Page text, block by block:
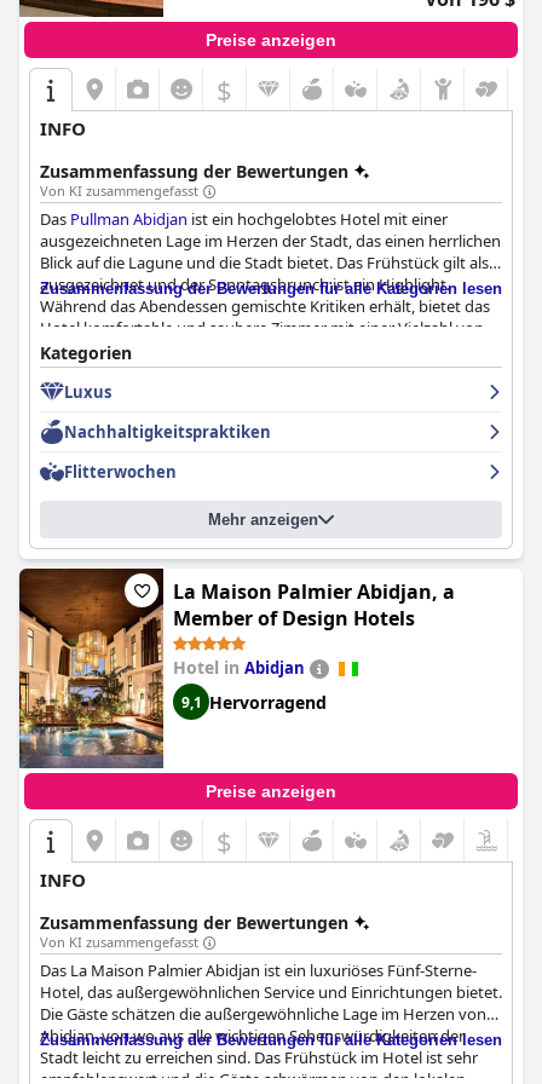
Preise anzeigen
$
INFO
Zusammenfassung der Bewertungen
Von KI zusammengefasst
Das Pullman Abidjan ist ein hochgelobtes Hotel mit einer
ausgezeichneten Lage im Herzen der Stadt, das einen herrlichen
Blick auf die Lagune und die Stadt bietet. Das Frühstück gilt als
ausgezeichnet und der Sonntagsbrunch ist ein Highlight.
Während das Abendessen gemischte Kritiken erhält, bietet das
Hotel komfortable und saubere Zimmer mit einer Vielzahl von
Optionen. Das Hotel legt großen Wert auf Sauberkeit und
Hygiene und verfügt über gute Sicherheitsvorkehrungen, um
Covid-19 zu schützen. Das Personal ist freundlich und bietet
einen tadellosen Kundenservice, obwohl einige Gäste Probleme
mit unprofessionellen Managern oder unzureichendem
Personal hatten. Die Betten sind prächtig und bequem und
sorgen für eine ausgezeichnete Nachtruhe. Auch wenn einige
Gäste anmerkten, dass das Hotel vielleicht nicht den Standards
eines 5-Sterne-Hotels entspricht, bietet es doch einen
außergewöhnlichen Service mit qualifiziertem und freundlichem
Personal. Insgesamt ist dasPullman Abidjaneine gute Wahl für
diejenigen, die ein günstig gelegenes Hotel mit vielen
Annehmlichkeiten suchen.
Zusammenfassung der Bewertungen für alle Kategorien lesen
Kategorien
Luxus
Nachhaltigkeitspraktiken
Flitterwochen
Mehr anzeigen
La Maison Palmier Abidjan, a
Member of Design Hotels
Hotel in Abidjan
9,1 Hervorragend
Preise anzeigen
$
INFO
Zusammenfassung der Bewertungen
Von KI zusammengefasst
Das La Maison Palmier Abidjan ist ein luxuriöses Fünf-Sterne-
Hotel, das außergewöhnlichen Service und Einrichtungen bietet.
Die Gäste schätzen die außergewöhnliche Lage im Herzen von
Abidjan, von wo aus alle wichtigen Sehenswürdigkeiten der
Stadt leicht zu erreichen sind. Das Frühstück im Hotel ist sehr
empfehlenswert und die Gäste schwärmen von den lokalen
Zusammenfassung der Bewertungen für alle Kategorien lesen